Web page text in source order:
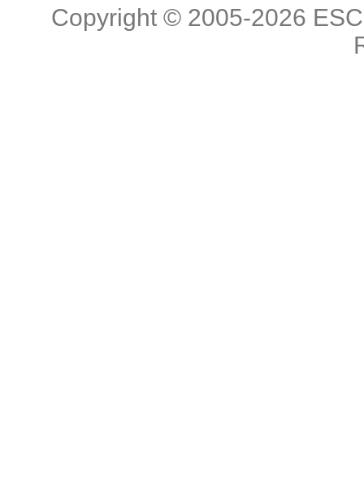
Copyright © 2005-2026